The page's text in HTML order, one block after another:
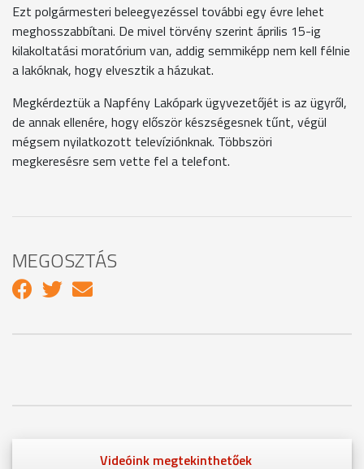
Ezt polgármesteri beleegyezéssel további egy évre lehet
meghosszabbítani. De mivel törvény szerint április 15-ig
kilakoltatási moratórium van, addig semmiképp nem kell félnie
a lakóknak, hogy elvesztik a házukat.
Megkérdeztük a Napfény Lakópark ügyvezetőjét is az ügyről,
de annak ellenére, hogy először készségesnek tűnt, végül
mégsem nyilatkozott televíziónknak. Többszöri
megkeresésre sem vette fel a telefont.
MEGOSZTÁS
Videóink megtekinthetőek